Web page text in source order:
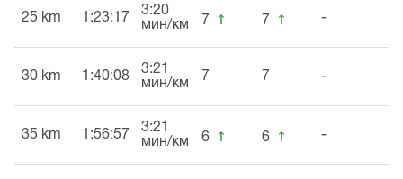
25 km 1:23:17
3:20
мин/км
7 ↑ 7 ↑ -
30 km 1:40:08
3:21
мин/км
7 7 -
35 km 1:56:57
3:21
мин/км
6 ↑ 6 ↑ -